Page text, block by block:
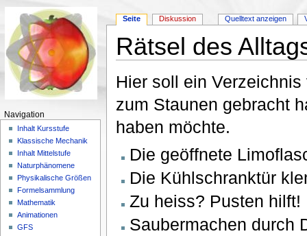
Rätsel des
Hier soll ein
zum Staunen gebracht
haben möchte.
Die geöffnete
Die Kühlschranktür
Zu heiss? Pusten hilft!
Saubermachen durch
Seite Diskussion Quelltext anzeigen
Navigation
Inhalt Kursstufe
Klassische Mechanik
Inhalt Mittelstufe
Naturphänomene
Physikalische Größen
Formelsammlung
Mathematik
Animationen
GFS